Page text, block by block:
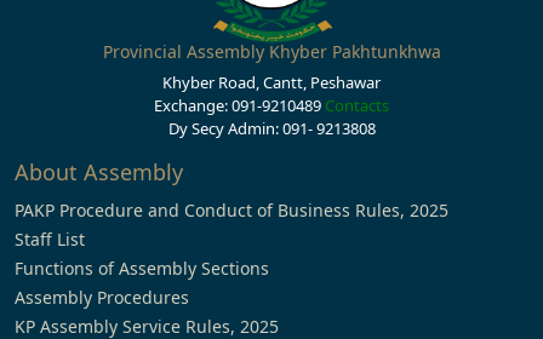
Provincial Assembly Khyber Pakhtunkhwa
Khyber Road, Cantt, Peshawar
Exchange: 091-9210489 Contacts
Dy Secy Admin: 091- 9213808
About Assembly
PAKP Procedure and Conduct of Business Rules, 2025
Staff List
Functions of Assembly Sections
Assembly Procedures
KP Assembly Service Rules, 2025